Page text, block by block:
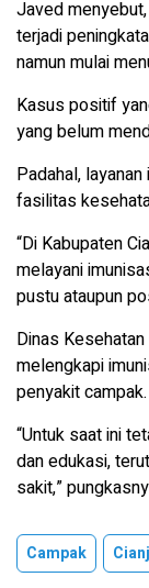
Javed
terjadi
namun mulai
Kasus positif
yang belum
Padahal,
fasilitas
“Di Kabupaten
melayani
pustu ataupun
Dinas
melengkapi
penyakit campak.
“Untuk saat ini
dan edukasi,
sakit,”
Campak